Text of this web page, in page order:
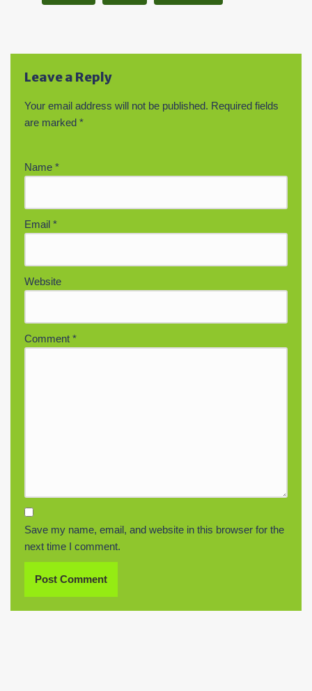
Leave a Reply
Your email address will not be published. Required fields
are marked *
Name *
Email *
Website
Comment *
Save my name, email, and website in this browser for the
next time I comment.